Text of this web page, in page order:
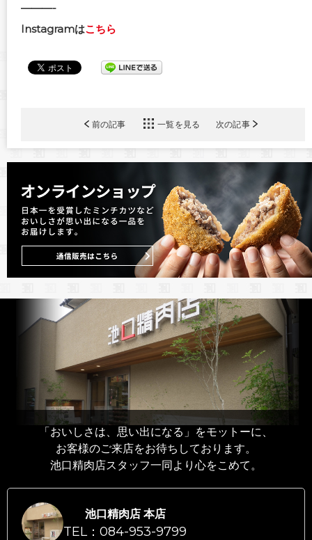
———-
Instagramはこちら
前の記事 一覧を見る 次の記事
「おいしさは、思い出になる」をモットーに、
お客様のご来店をお待ちしております。
池口精肉店スタッフ一同より心をこめて。
池口精肉店 本店
TEL：084-953-9799